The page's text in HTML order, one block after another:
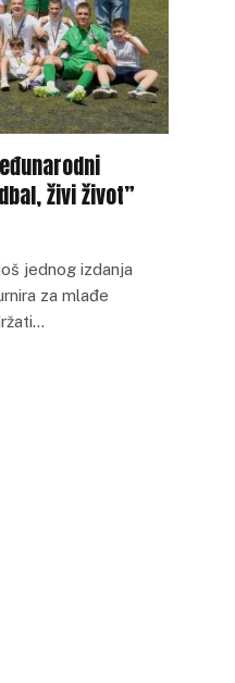
živi život”
jednog izdanja
za mlađe